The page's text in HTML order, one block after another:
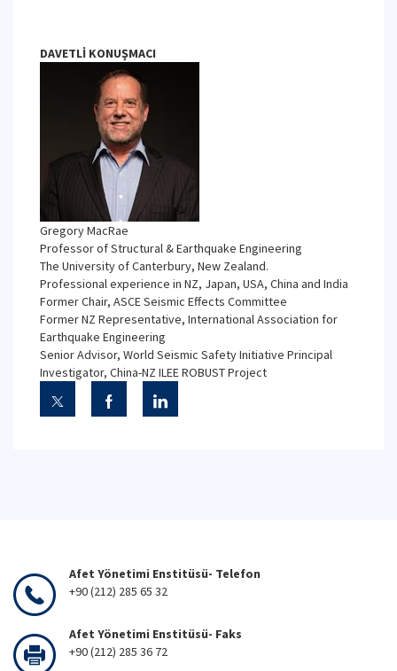
DAVETLİ KONUŞMACI
Gregory MacRae
Professor of Structural & Earthquake Engineering
The University of Canterbury, New Zealand.
Professional experience in NZ, Japan, USA, China and India
Former Chair, ASCE Seismic Effects Committee
Former NZ Representative, International Association for
Earthquake Engineering
Senior Advisor, World Seismic Safety Initiative Principal
Investigator, China-NZ ILEE ROBUST Project
Afet Yönetimi Enstitüsü- Telefon
+90 (212) 285 65 32
Afet Yönetimi Enstitüsü- Faks
+90 (212) 285 36 72